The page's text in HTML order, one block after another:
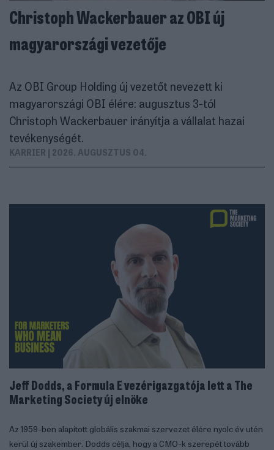
Christoph Wackerbauer az OBI új
magyarországi vezetője
Az OBI Group Holding új vezetőt nevezett ki
magyarországi OBI élére: augusztus 3-tól
Christoph Wackerbauer irányítja a vállalat hazai
tevékenységét.
KARRIER | 2026. AUGUSZTUS 04.
Jeff Dodds, a Formula E vezérigazgatója lett a The
Marketing Society új elnöke
Az 1959-ben alapított globális szakmai szervezet élére nyolc év utén
kerül új szakember. Dodds célja, hogy a CMO-k szerepét tovább